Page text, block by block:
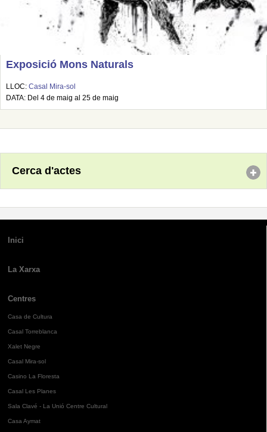
Exposició Mons Naturals
LLOC: Casal Mira-sol
DATA: Del 4 de maig al 25 de maig
Cerca d'actes
Inici
La Xarxa
Centres
Casa de Cultura
Casal Torreblanca
Xalet Negre
Casal Mira-sol
Casino La Floresta
Casal Les Planes
Sala Clavé - La Unió Centre Cultural
Casa Aymat